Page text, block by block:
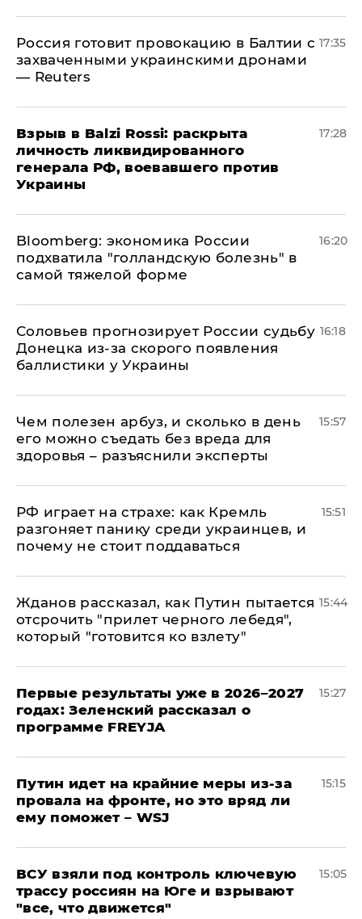
​Россия готовит провокацию в Балтии с
захваченными украинскими дронами
— Reuters
17:35
​Взрыв в Balzi Rossi: раскрыта
личность ликвидированного
генерала РФ, воевавшего против
Украины
17:28
Bloomberg: экономика России
подхватила "голландскую болезнь" в
самой тяжелой форме
16:20
Соловьев прогнозирует России судьбу
Донецка из-за скорого появления
баллистики у Украины
16:18
Чем полезен арбуз, и сколько в день
его можно съедать без вреда для
здоровья – разъяснили эксперты
15:57
РФ играет на страхе: как Кремль
разгоняет панику среди украинцев, и
почему не стоит поддаваться
15:51
Жданов рассказал, как Путин пытается
отсрочить "прилет черного лебедя",
который "готовится ко взлету"
15:44
Первые результаты уже в 2026–2027
годах: Зеленский рассказал о
программе FREYJA
15:27
Путин идет на крайние меры из-за
провала на фронте, но это вряд ли
ему поможет – WSJ
15:15
ВСУ взяли под контроль ключевую
трассу россиян на Юге и взрывают
"все, что движется"
15:05